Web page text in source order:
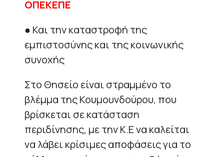
ΟΠΕΚΕΠΕ
● Και την καταστροφή της
εμπιστοσύνης και της κοινωνικής
συνοχής
Στο Θησείο είναι στραμμένο το
βλέμμα της Κουμουνδούρου, που
βρίσκεται σε κατάσταση
περιδίνησης, με την Κ.Ε να καλείται
να λάβει κρίσιμες αποφάσεις για το